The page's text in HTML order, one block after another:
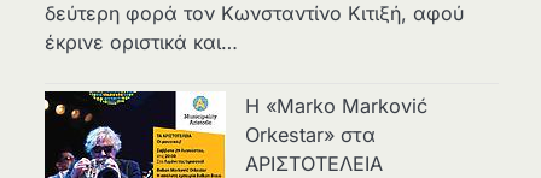
δεύτερη φορά τον Κωνσταντίνο Κιτιξή, αφού
έκρινε οριστικά και…
Η «Marko Marković
Orkestar» στα
ΑΡΙΣΤΟΤΕΛΕΙΑ